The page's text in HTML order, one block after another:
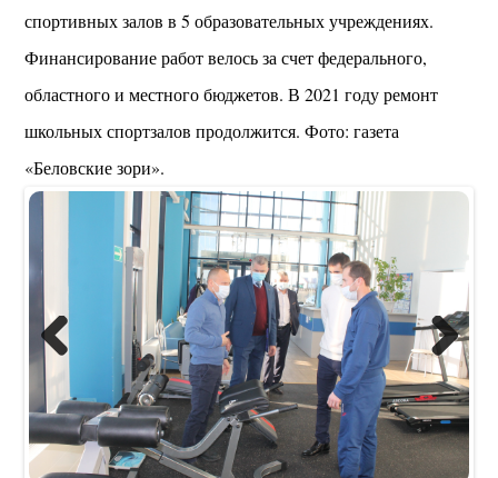
спортивных залов в 5 образовательных учреждениях.
Финансирование работ велось за счет федерального,
областного и местного бюджетов. В 2021 году ремонт
школьных спортзалов продолжится. Фото: газета
«Беловские зори».
Previous Next